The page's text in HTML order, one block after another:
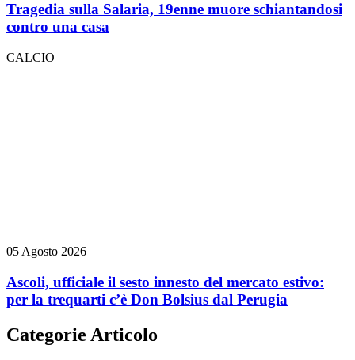
Tragedia sulla Salaria, 19enne muore schiantandosi
contro una casa
CALCIO
05 Agosto 2026
Ascoli, ufficiale il sesto innesto del mercato estivo:
per la trequarti c’è Don Bolsius dal Perugia
Categorie Articolo